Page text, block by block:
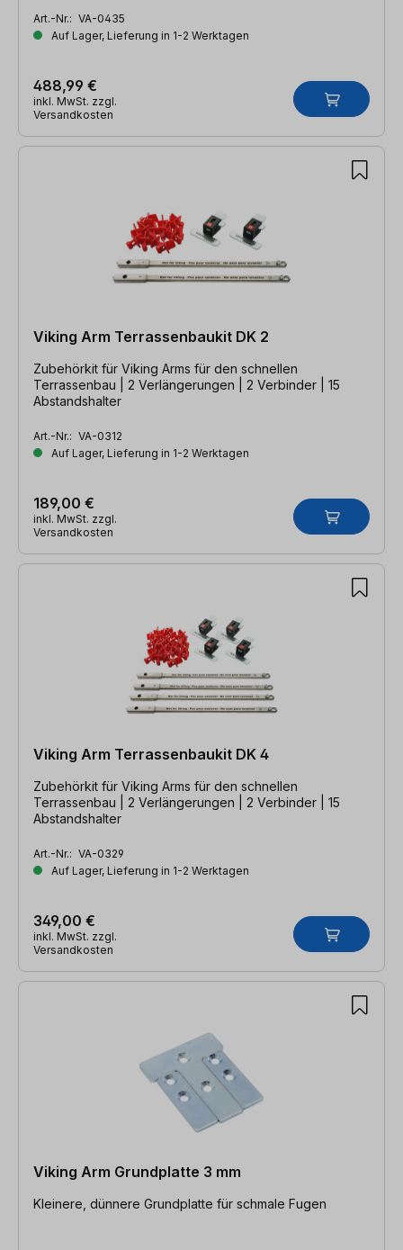
Art.-Nr.: VA-0435
Auf Lager, Lieferung in 1-2 Werktagen
488,99 €
inkl. MwSt. zzgl.
Versandkosten
Viking Arm Terrassenbaukit DK 2
Zubehörkit für Viking Arms für den schnellen
Terrassenbau | 2 Verlängerungen | 2 Verbinder | 15
Abstandshalter
Art.-Nr.: VA-0312
Auf Lager, Lieferung in 1-2 Werktagen
189,00 €
inkl. MwSt. zzgl.
Versandkosten
Viking Arm Terrassenbaukit DK 4
Zubehörkit für Viking Arms für den schnellen
Terrassenbau | 2 Verlängerungen | 2 Verbinder | 15
Abstandshalter
Art.-Nr.: VA-0329
Auf Lager, Lieferung in 1-2 Werktagen
349,00 €
inkl. MwSt. zzgl.
Versandkosten
Viking Arm Grundplatte 3 mm
Kleinere, dünnere Grundplatte für schmale Fugen